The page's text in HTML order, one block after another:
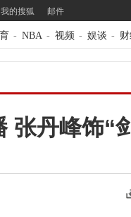
我的搜狐 邮件
- NBA - 视频 - 娱谈 -
张丹峰饰“